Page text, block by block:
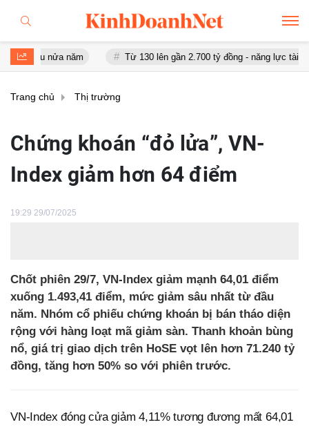
năm Từ 130 lên gần 2.700 tỷ đồng - năng lực tài chính của
Trang chủ Thị trường
Chứng khoán “đỏ lửa”, VN-
Index giảm hơn 64 điểm
19:29 29/07/2025
Chốt phiên 29/7, VN-Index giảm mạnh 64,01 điểm
xuống 1.493,41 điểm, mức giảm sâu nhất từ đầu
năm. Nhóm cổ phiếu chứng khoán bị bán tháo diện
rộng với hàng loạt mã giảm sàn. Thanh khoản bùng
nổ, giá trị giao dịch trên HoSE vọt lên hơn 71.240 tỷ
đồng, tăng hơn 50% so với phiên trước.
VN-Index đóng cửa giảm 4,11% tương đương mất 64,01